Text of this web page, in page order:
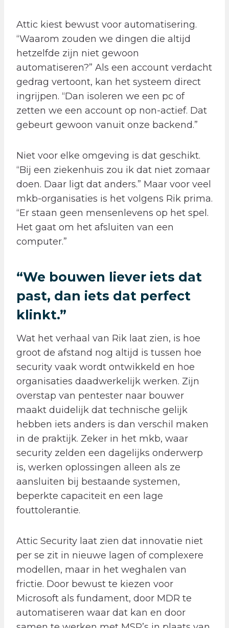
Attic kiest bewust voor automatisering.
“Waarom zouden we dingen die altijd
hetzelfde zijn niet gewoon
automatiseren?” Als een account verdacht
gedrag vertoont, kan het systeem direct
ingrijpen. “Dan isoleren we een pc of
zetten we een account op non-actief. Dat
gebeurt gewoon vanuit onze backend.”
Niet voor elke omgeving is dat geschikt.
“Bij een ziekenhuis zou ik dat niet zomaar
doen. Daar ligt dat anders.” Maar voor veel
mkb-organisaties is het volgens Rik prima.
“Er staan geen mensenlevens op het spel.
Het gaat om het afsluiten van een
computer.”
​“We bouwen liever iets dat
past, dan iets dat perfect
klinkt.”
​Wat het verhaal van Rik laat zien, is hoe
groot de afstand nog altijd is tussen hoe
security vaak wordt ontwikkeld en hoe
organisaties daadwerkelijk werken. Zijn
overstap van pentester naar bouwer
maakt duidelijk dat technische gelijk
hebben iets anders is dan verschil maken
in de praktijk. Zeker in het mkb, waar
security zelden een dagelijks onderwerp
is, werken oplossingen alleen als ze
aansluiten bij bestaande systemen,
beperkte capaciteit en een lage
fouttolerantie.
Attic Security laat zien dat innovatie niet
per se zit in nieuwe lagen of complexere
modellen, maar in het weghalen van
frictie. Door bewust te kiezen voor
Microsoft als fundament, door MDR te
automatiseren waar dat kan en door